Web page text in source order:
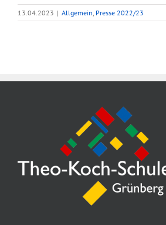
13.04.2023 | Allgemein, Presse 2022/23